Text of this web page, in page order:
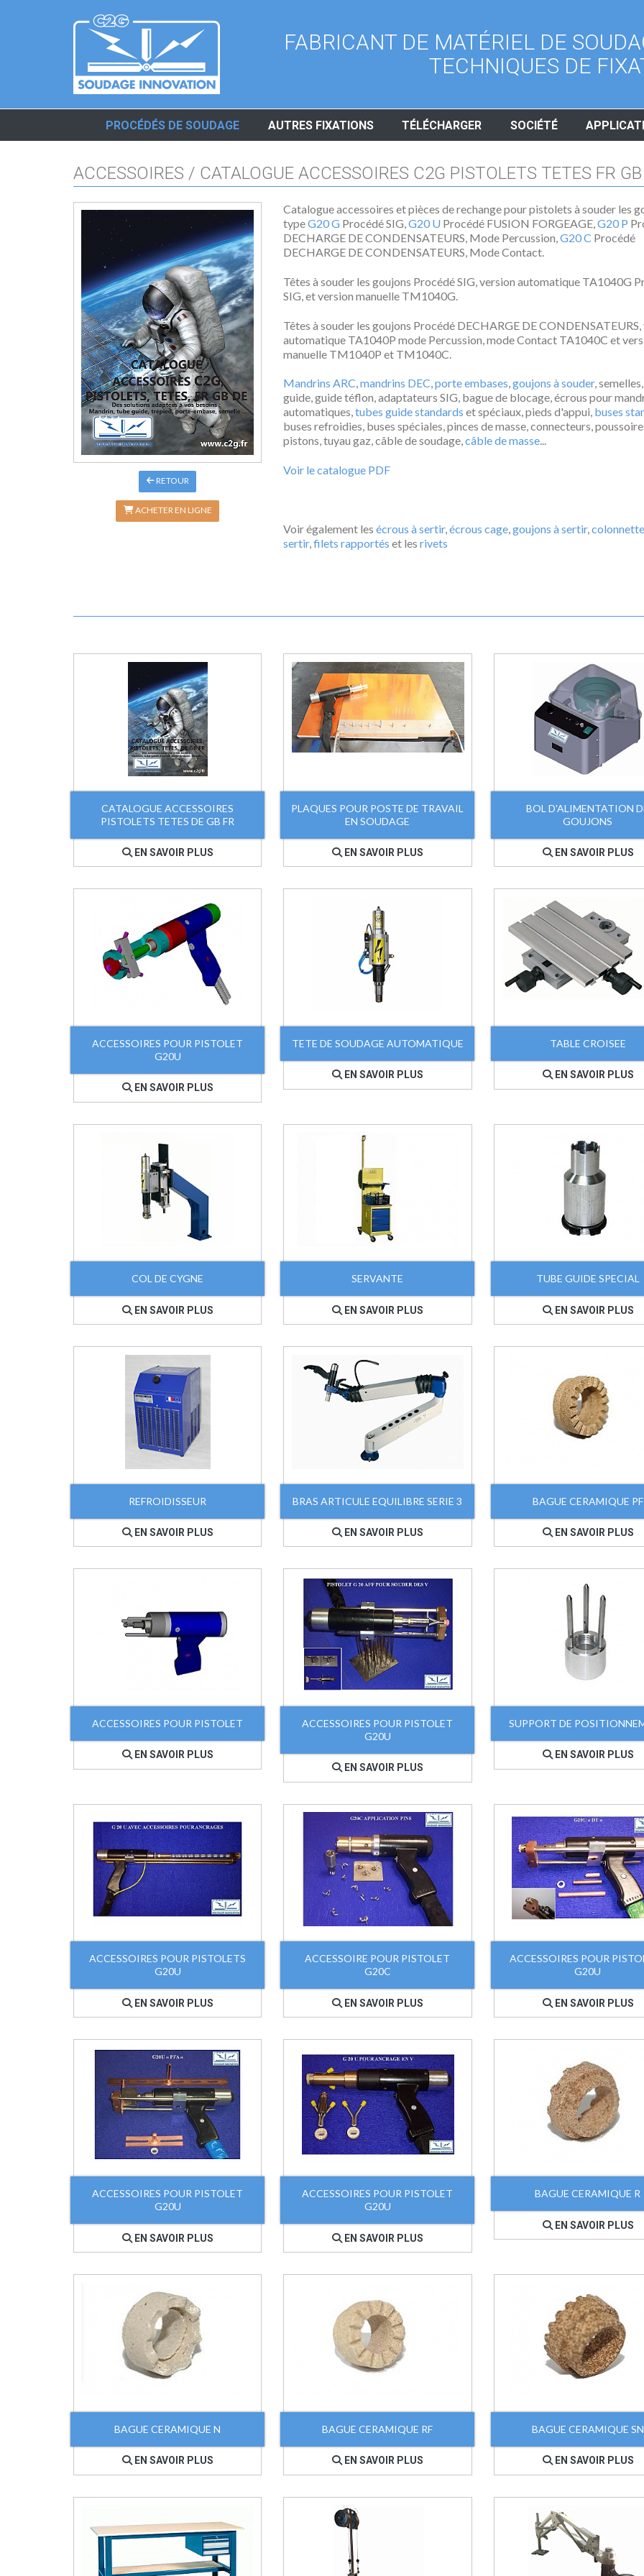
FABRICANT DE MATÉRIEL DE
TECHNIQUES DE
PROCÉDÉS DE SOUDAGE AUTRES FIXATIONS TÉLÉCHARGER SOCIÉTÉ
ACCESSOIRES / CATALOGUE ACCESSOIRES C2G PISTOLETS TETES FR
RETOUR
ACHETER EN LIGNE
Catalogue accessoires et pièces de rechange pour pistolets à souder les
typeG20 G Procédé SIG,G20 U Procédé FUSION FORGEAGE,G20 P
DECHARGE DE CONDENSATEURS, Mode Percussion,G20 C Procédé
DECHARGE DE CONDENSATEURS, Mode Contact.
Têtes à souder les goujons Procédé SIG, version automatique TA1040G
SIG, et version manuelle TM1040G.
Têtes à souder les goujons Procédé DECHARGE DE
automatique TA1040P mode Percussion, mode Contact TA1040C et
manuelle TM1040P et TM1040C.
Mandrins ARC,mandrins DEC,porte embases,goujons à souder,
guide, guide téflon, adaptateurs SIG, bague de blocage, écrous pour
automatiques,tubes guide standards et spéciaux, pieds d'appui, buses
buses refroidies, buses spéciales, pinces de masse, connecteurs,
pistons, tuyau gaz, câble de soudage,câble de masse...
Voir le catalogue PDF
Voir également lesécrous à sertir,écrous cage ,goujons à sertir,
sertir,filets rapportés et lesrivets
CATALOGUE ACCESSOIRES
PISTOLETS TETES DE GB FR
EN SAVOIR PLUS
PLAQUES POUR POSTE DE TRAVAIL
EN SOUDAGE
EN SAVOIR PLUS
BOL D'ALIMENTATION
GOUJONS
EN SAVOIR PLUS
ACCESSOIRES POUR PISTOLET
G20U
EN SAVOIR PLUS
TETE DE SOUDAGE AUTOMATIQUE
EN SAVOIR PLUS
TABLE CROISEE
EN SAVOIR PLUS
COL DE CYGNE
EN SAVOIR PLUS
SERVANTE
EN SAVOIR PLUS
TUBE GUIDE SPECIAL
EN SAVOIR PLUS
REFROIDISSEUR
EN SAVOIR PLUS
BRAS ARTICULE EQUILIBRE SERIE 3
EN SAVOIR PLUS
BAGUE CERAMIQUE PF
EN SAVOIR PLUS
ACCESSOIRES POUR PISTOLET
EN SAVOIR PLUS
ACCESSOIRES POUR PISTOLET
G20U
EN SAVOIR PLUS
SUPPORT DE
EN SAVOIR PLUS
ACCESSOIRES POUR PISTOLETS
G20U
EN SAVOIR PLUS
ACCESSOIRE POUR PISTOLET
G20C
EN SAVOIR PLUS
ACCESSOIRES POUR
G20U
EN SAVOIR PLUS
ACCESSOIRES POUR PISTOLET
G20U
EN SAVOIR PLUS
ACCESSOIRES POUR PISTOLET
G20U
EN SAVOIR PLUS
BAGUE CERAMIQUE R
EN SAVOIR PLUS
BAGUE CERAMIQUE N
EN SAVOIR PLUS
BAGUE CERAMIQUE RF
EN SAVOIR PLUS
BAGUE CERAMIQUE SN
EN SAVOIR PLUS